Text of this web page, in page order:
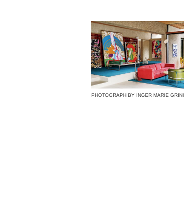
PHOTOGRAPH BY INGER MARIE GRINI